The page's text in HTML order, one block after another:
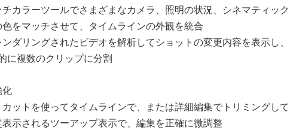
チカラーツールでさまざまなカメラ、照明の状況、シネマティック
をマッチさせて、タイムラインの外観を統合
ンダリングされたビデオを解析してショットの変更内容を表示し、
に複数のクリップに分割
化
カットを使ってタイムラインで、または詳細編集でトリミングして
示されるツーアップ表示で、編集を正確に微調整